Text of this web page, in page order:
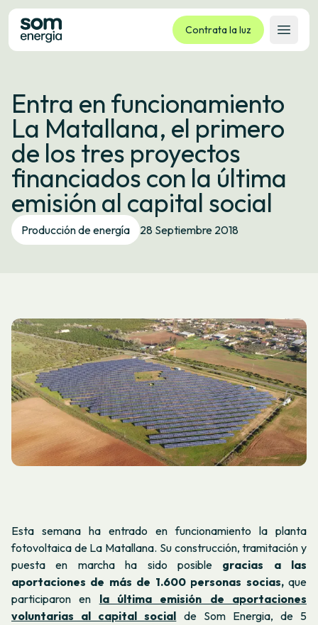
Contrata la luz
Abrir
Tarifas
Servicios
Empresas
La cooperativa
Contacto
Trámites
Oficina virtual
Entra en funcionamiento
La Matallana, el primero
de los tres proyectos
financiados con la última
emisión al capital social
Producción de energía 28 Septiembre 2018
Esta semana ha entrado en funcionamiento la planta
fotovoltaica de La Matallana. Su construcción, tramitación y
puesta en marcha ha sido posible gracias a las
aportaciones de más de 1.600 personas socias,que
participaron en la última emisión de aportaciones
voluntarias al capital social de Som Energia, de 5